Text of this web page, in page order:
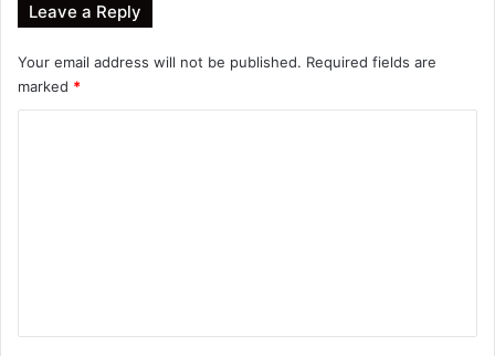
Leave a Reply
Your email address will not be published. Required fields are
marked *